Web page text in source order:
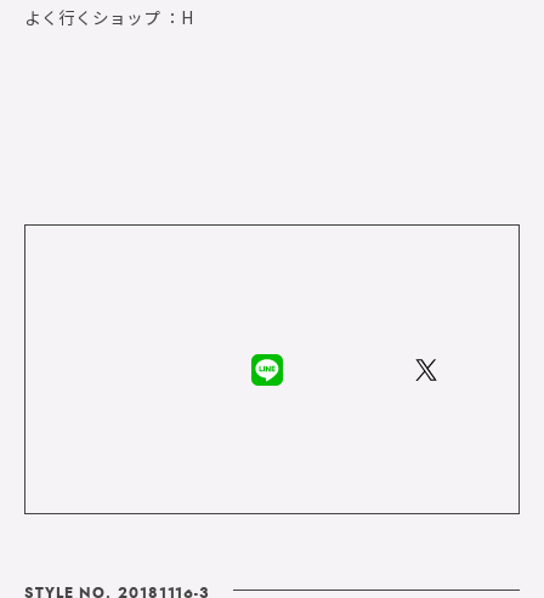
よく行くショップ ： H
STYLE NO. 20181116-3